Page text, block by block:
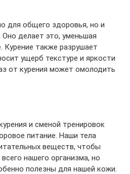
для общего здоровья, но и
делает это, уменьшая
Курение также разрушает
ущерб текстуре и яркости
от курения может омолодить
и сменой тренировок
питание. Наши тела
веществ, чтобы
нашего организма, но
полезны для нашей кожи.